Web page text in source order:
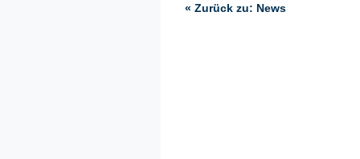
« Zurück zu: News